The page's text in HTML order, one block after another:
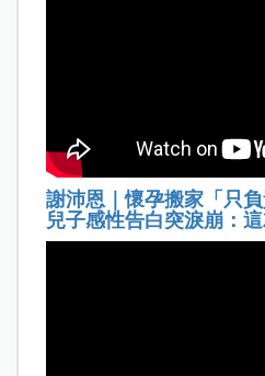
謝沛恩｜懷孕搬家「只
兒子感性告白突淚崩：